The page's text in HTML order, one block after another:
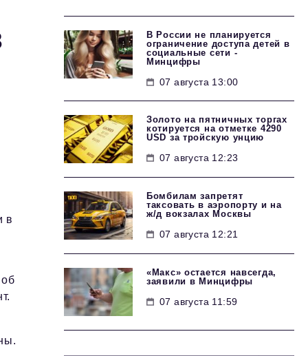
в
В России не планируется
ограничение доступа детей в
социальные сети -
Минцифры
07 августа 13:00
Золото на пятничных торгах
котируется на отметке 4290
USD за тройскую унцию
07 августа 12:23
Бомбилам запретят
таксовать в аэропорту и на
ж/д вокзалах Москвы
07 августа 12:21
«Макс» остается навсегда,
заявили в Минцифры
07 августа 11:59